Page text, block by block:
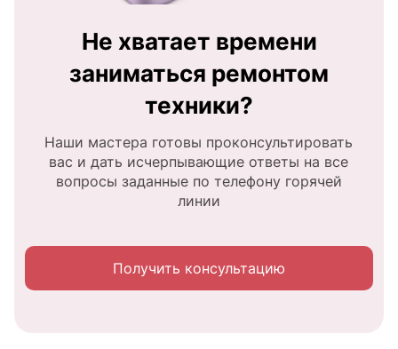
Не хватает времени
заниматься ремонтом
техники?
Наши мастера готовы проконсультировать
вас и дать исчерпывающие ответы на все
вопросы заданные по телефону горячей
линии
Получить консультацию